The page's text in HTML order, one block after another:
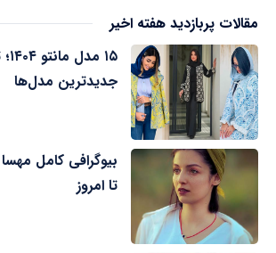
مقالات پربازدید هفته اخیر
جدیدترین مدل‌ها
بیوگرافی کامل
تا امروز